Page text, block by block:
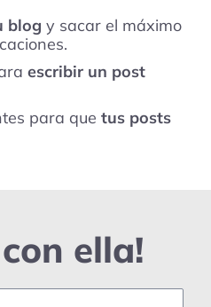
blog y sacar el máximo
escribir un post
para que tus posts
ella!